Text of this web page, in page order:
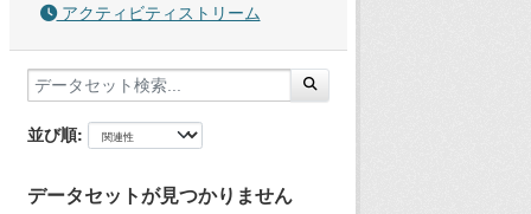
アクティビティストリーム
並び順
データセットが見つかりません